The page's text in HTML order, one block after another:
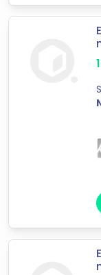
odeo.hu